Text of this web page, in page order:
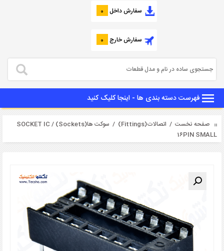
سفارش داخل 0
سفارش خارج 0
فهرست دسته بندی ها - اینجا کلیک کنید
صفحه نخست / اتصالات(Fittings) / سوکت ها(Sockets)
/ SOCKET IC
16PIN SMALL